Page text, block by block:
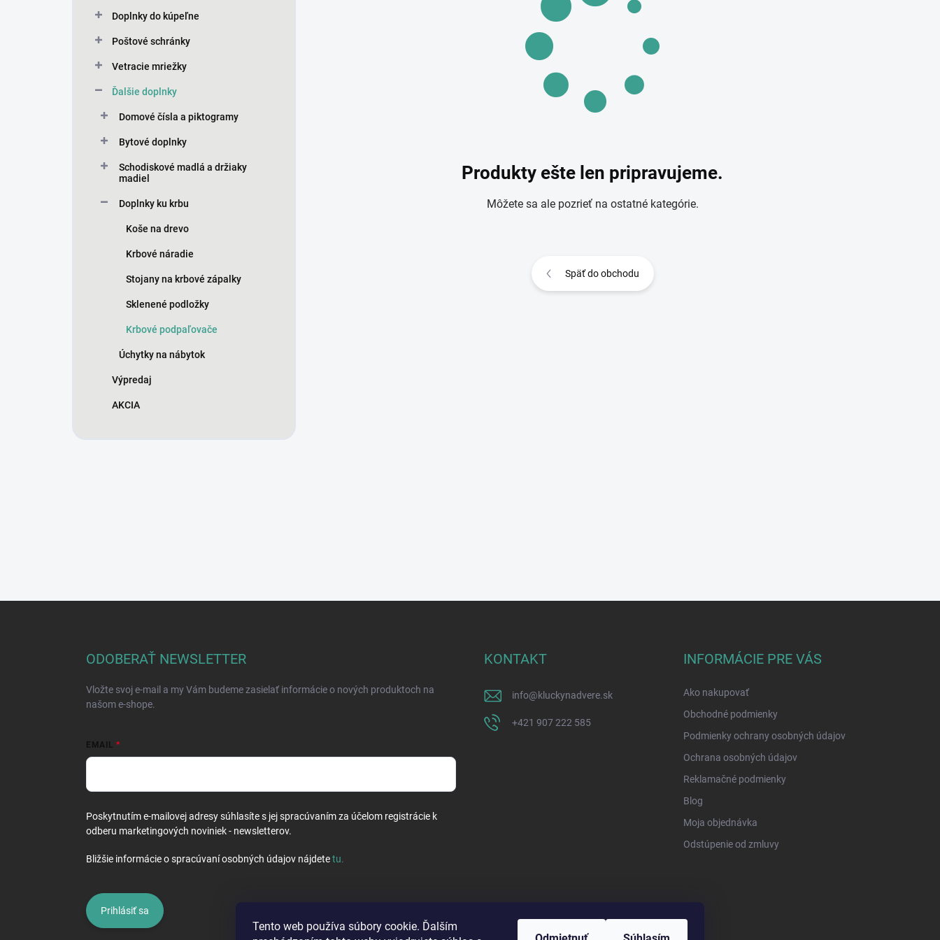
Tento web používa súbory cookie. Ďalším
Doplnky do kúpeľne
Poštové schránky
Vetracie mriežky
Ďalšie doplnky
Domové čísla a piktogramy
Bytové doplnky
Schodiskové madlá a držiaky
madiel
Doplnky ku krbu
Koše na drevo
Krbové náradie
Stojany na krbové zápalky
Sklenené podložky
Krbové podpaľovače
Úchytky na nábytok
Výpredaj
AKCIA
Produkty ešte len pripravujeme.
Môžete sa ale pozrieť na ostatné kategórie.
Späť do obchodu
ODOBERAŤ NEWSLETTER
Vložte svoj e-mail a my Vám budeme zasielať informácie o nových produktoch na
našom e-shope.
EMAIL
Poskytnutím e-mailovej adresy súhlasíte s jej spracúvaním za účelom registrácie k
odberu marketingových noviniek - newsletterov.
Bližšie informácie o spracúvaní osobných údajov nájdetetu.
Prihlásiť sa
KONTAKT
info@kluckynadvere.sk
+421 907 222 585
INFORMÁCIE PRE VÁS
Ako nakupovať
Obchodné podmienky
Podmienky ochrany osobných údajov
Ochrana osobných údajov
Reklamačné podmienky
Blog
Moja objednávka
Odstúpenie od zmluvy